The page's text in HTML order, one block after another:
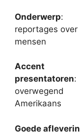
Onderwerp:
reportages over
mensen
Accent
presentatoren:
overwegend
Amerikaans
Goede